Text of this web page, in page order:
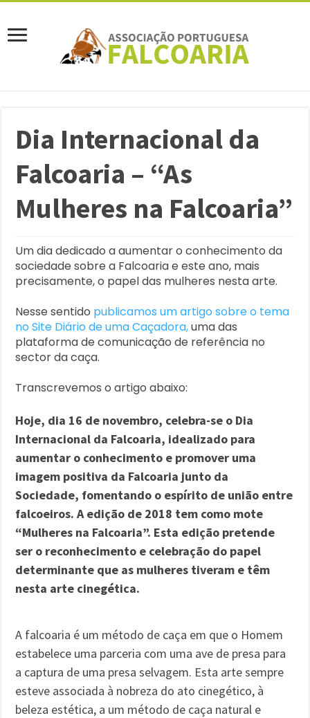
Dia Internacional da
Falcoaria – “As
Mulheres na Falcoaria”
Um dia dedicado a aumentar o conhecimento da
sociedade sobre a Falcoaria e este ano, mais
precisamente, o papel das mulheres nesta arte.
Nesse sentido publicamos um artigo sobre o tema
no Site Diário de uma Caçadora,uma das
plataforma de comunicação de referência no
sector da caça.
Transcrevemos o artigo abaixo:
Hoje, dia 16 de novembro, celebra-se o Dia
Internacional da Falcoaria, idealizado para
aumentar o conhecimento e promover uma
imagem positiva da Falcoaria junto da
Sociedade, fomentando o espírito de união entre
falcoeiros. A edição de 2018 tem como mote
“Mulheres na Falcoaria”. Esta edição pretende
ser o reconhecimento e celebração do papel
determinante que as mulheres tiveram e têm
nesta arte cinegética.
A falcoaria é um método de caça em que o Homem
estabelece uma parceria com uma ave de presa para
a captura de uma presa selvagem. Esta arte sempre
esteve associada à nobreza do ato cinegético, à
beleza estética, a um método de caça natural e